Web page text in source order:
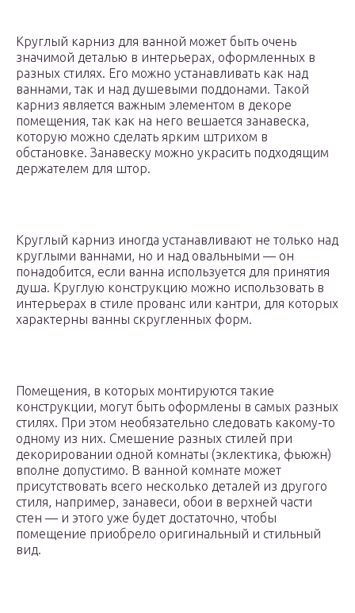
Круглый карниз для ванной может быть очень
значимой деталью в интерьерах, оформленных в
разных стилях. Его можно устанавливать как над
ваннами, так и над душевыми поддонами. Такой
карниз является важным элементом в декоре
помещения, так как на него вешается занавеска,
которую можно сделать ярким штрихом в
обстановке. Занавеску можно украсить подходящим
держателем для штор.
Круглый карниз иногда устанавливают не только над
круглыми ваннами, но и над овальными — он
понадобится, если ванна используется для принятия
душа. Круглую конструкцию можно использовать в
интерьерах в стиле прованс или кантри, для которых
характерны ванны скругленных форм.
Помещения, в которых монтируются такие
конструкции, могут быть оформлены в самых разных
стилях. При этом необязательно следовать какому-то
одному из них. Смешение разных стилей при
декорировании одной комнаты (эклектика, фьюжн)
вполне допустимо. В ванной комнате может
присутствовать всего несколько деталей из другого
стиля, например, занавеси, обои в верхней части
стен — и этого уже будет достаточно, чтобы
помещение приобрело оригинальный и стильный
вид.